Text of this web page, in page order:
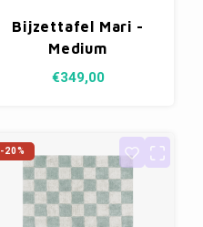
Bijzettafel Mari -
Medium
€349,00
-20%